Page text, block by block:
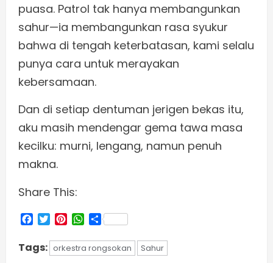
puasa. Patrol tak hanya membangunkan
sahur—ia membangunkan rasa syukur
bahwa di tengah keterbatasan, kami selalu
punya cara untuk merayakan
kebersamaan.
Dan di setiap dentuman jerigen bekas itu,
aku masih mendengar gema tawa masa
kecilku: murni, lengang, namun penuh
makna.
Share This:
Facebook
TwitterPinterestWhatsApp
Share
Tags: orkestra rongsokan Sahur